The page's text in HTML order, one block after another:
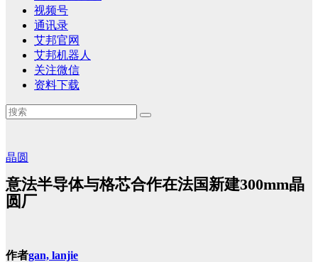
视频号
通讯录
艾邦官网
艾邦机器人
关注微信
资料下载
晶圆
意法半导体与格芯合作在法国新建300mm晶
圆厂
作者gan, lanjie